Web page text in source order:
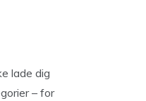
lade dig
– for